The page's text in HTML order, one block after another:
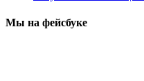
Мы на фейсбуке